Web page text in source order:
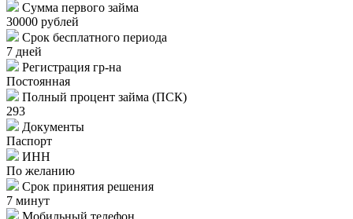
Сумма первого займа
30000 рублей
Срок бесплатного периода
7 дней
Регистрация гр-на
Постоянная
Полный процент займа (ПСК)
293
Документы
Паспорт
ИНН
По желанию
Срок принятия решения
7 минут